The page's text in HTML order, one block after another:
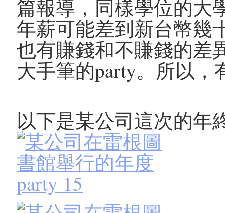
篇報導，同樣學位的大
年薪可能差到新台幣幾
也有賺錢和不賺錢的差
大手筆的party。所以
以下是某公司這次的年